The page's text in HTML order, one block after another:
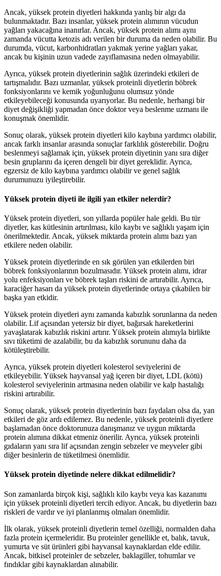
Ancak, yüksek protein diyetleri hakkında yanlış bir algı da
bulunmaktadır. Bazı insanlar, yüksek protein alımının vücudun
yağları yakacağına inanırlar. Ancak, yüksek protein alımı aynı
zamanda vücutta ketozis adı verilen bir duruma da neden olabilir. Bu
durumda, vücut, karbonhidratları yakmak yerine yağları yakar,
ancak bu kişinin uzun vadede zayıflamasına neden olmayabilir.
Ayrıca, yüksek protein diyetlerinin sağlık üzerindeki etkileri de
tartışmalıdır. Bazı uzmanlar, yüksek proteinli diyetlerin böbrek
fonksiyonlarını ve kemik yoğunluğunu olumsuz yönde
etkileyebileceği konusunda uyarıyorlar. Bu nedenle, herhangi bir
diyet değişikliği yapmadan önce doktor veya beslenme uzmanı ile
konuşmak önemlidir.
Sonuç olarak, yüksek protein diyetleri kilo kaybına yardımcı olabilir,
ancak farklı insanlar arasında sonuçlar farklılık gösterebilir. Doğru
beslenmeyi sağlamak için, yüksek protein diyetinin yanı sıra diğer
besin gruplarını da içeren dengeli bir diyet gereklidir. Ayrıca,
egzersiz de kilo kaybına yardımcı olabilir ve genel sağlık
durumunuzu iyileştirebilir.
Yüksek protein diyeti ile ilgili yan etkiler nelerdir?
Yüksek protein diyetleri, son yıllarda popüler hale geldi. Bu tür
diyetler, kas kütlesinin artırılması, kilo kaybı ve sağlıklı yaşam için
önerilmektedir. Ancak, yüksek miktarda protein alımı bazı yan
etkilere neden olabilir.
Yüksek protein diyetlerinde en sık görülen yan etkilerden biri
böbrek fonksiyonlarının bozulmasıdır. Yüksek protein alımı, idrar
yolu enfeksiyonları ve böbrek taşları riskini de artırabilir. Ayrıca,
karaciğer hasarı da yüksek protein diyetlerinde ortaya çıkabilen bir
başka yan etkidir.
Yüksek protein diyetleri aynı zamanda kabızlık sorunlarına da neden
olabilir. Lif açısından yetersiz bir diyet, bağırsak hareketlerini
yavaşlatarak kabızlık riskini artırır. Yüksek protein alımıyla birlikte
sıvı tüketimi de azalabilir, bu da kabızlık sorununu daha da
kötüleştirebilir.
Ayrıca, yüksek protein diyetleri kolesterol seviyelerini de
etkileyebilir. Yüksek hayvansal yağ içeren bir diyet, LDL (kötü)
kolesterol seviyelerinin artmasına neden olabilir ve kalp hastalığı
riskini artırabilir.
Sonuç olarak, yüksek protein diyetlerinin bazı faydaları olsa da, yan
etkileri de göz ardı edilemez. Bu nedenle, yüksek proteinli diyetlere
başlamadan önce doktorunuza danışmanız ve uygun miktarda
protein alımına dikkat etmeniz önerilir. Ayrıca, yüksek proteinli
gıdaların yanı sıra lif açısından zengin sebzeler ve meyveler gibi
diğer besinlerin de tüketilmesi önemlidir.
Yüksek protein diyetinde nelere dikkat edilmelidir?
Son zamanlarda birçok kişi, sağlıklı kilo kaybı veya kas kazanımı
için yüksek proteinli diyetleri tercih ediyor. Ancak, bu diyetlerin bazı
riskleri de vardır ve iyi planlanmış olmaları önemlidir.
İlk olarak, yüksek proteinli diyetlerin temel özelliği, normalden daha
fazla protein içermeleridir. Bu proteinler genellikle et, balık, tavuk,
yumurta ve süt ürünleri gibi hayvansal kaynaklardan elde edilir.
Ancak, bitkisel proteinler de sebzeler, baklagiller, tohumlar ve
fındıklar gibi kaynaklardan alınabilir.